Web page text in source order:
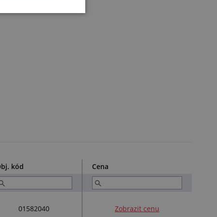
kód Cena
01582040 Zobrazit cenu